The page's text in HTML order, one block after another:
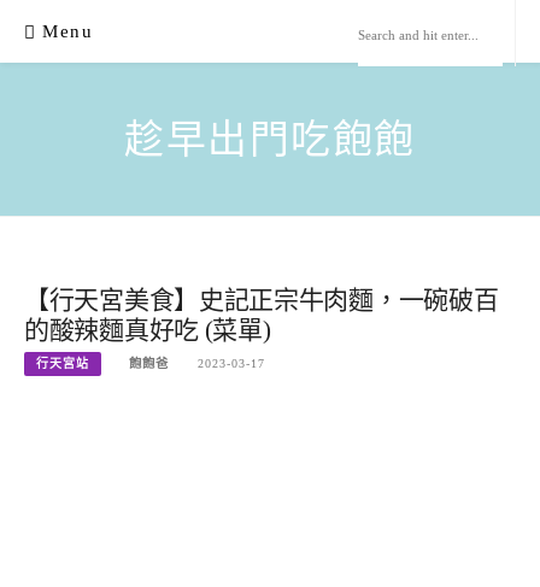
content
Menu
趁早出門吃飽飽
【行天宮美食】史記正宗牛肉麵，一碗破百
的酸辣麵真好吃 (菜單)
行天宮站 飽飽爸 2023-03-17